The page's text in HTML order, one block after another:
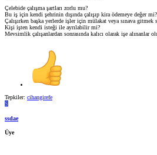
Çelebide çalışma şartları zorlu mu?
Bu iş için kendi şehrinin dışında çalışıp kira ödemeye değer mi?
Çalışırken başka yerlerde işler için mülakat veya sınava gitmek
Kişi işten kendi isteği ile ayrılabilir mi?
Mevsimlik çalışanlardan sonrasında kalıcı olarak işe alınanlar
Tepkiler: cihangirefe
S
ssdae
Üye